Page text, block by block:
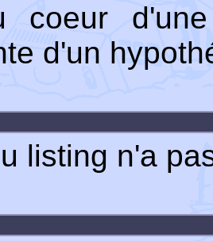
coeur
d'un
listing n'a